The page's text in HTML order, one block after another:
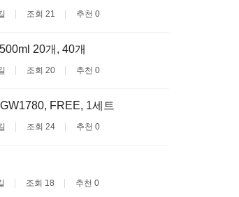
조회 21 추천 0
20개, 40개
조회 20 추천 0
FREE, 1세트
조회 24 추천 0
조회 18 추천 0